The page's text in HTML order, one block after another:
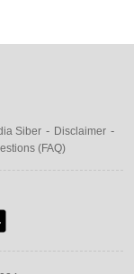
Siber
Disclaimer
(FAQ)